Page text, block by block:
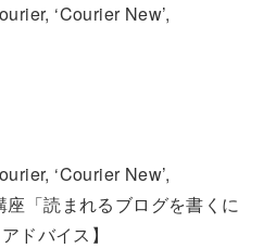
‘Courier New’,
‘Courier New’,
座「読まれるブログを書くに
ドバイス】